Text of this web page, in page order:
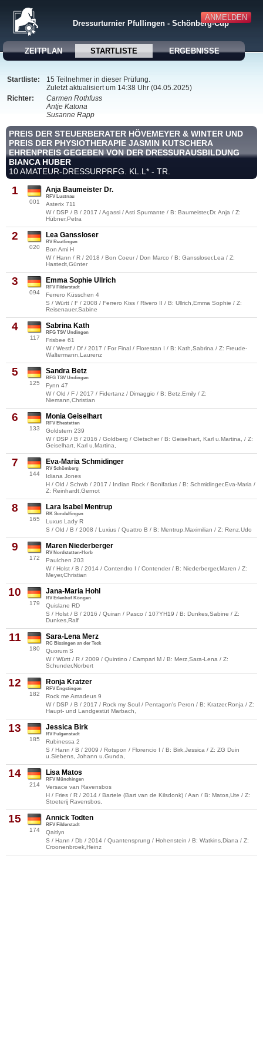
ANMELDEN
Dressurturnier Pfullingen - Schönberg-Cup
ZEITPLAN STARTLISTE ERGEBNISSE
Startliste:
15 Teilnehmer in dieser Prüfung.
Zuletzt aktualisiert um 14:38 Uhr (04.05.2025)
Richter:
Carmen Rothfuss
Antje Katona
Susanne Rapp
PREIS DER STEUERBERATER HÖVEMEYER & WINTER UND
PREIS DER PHYSIOTHERAPIE JASMIN KUTSCHERA
EHRENPREIS GEGEBEN VON DER DRESSURAUSBILDUNG
BIANCA HUBER
10 AMATEUR-DRESSURPRFG. KL.L* - TR.
1
001
Anja Baumeister Dr.
RFV Lustnau
Asterix 711
W / DSP / B / 2017 / Agassi / Asti Spumante / B: Baumeister,Dr. Anja / Z:
Hübner,Petra
2
020
Lea Ganssloser
RV Reutlingen
Bon Ami H
W / Hann / R / 2018 / Bon Coeur / Don Marco / B: Ganssloser,Lea / Z:
Hastedt,Günter
3
094
Emma Sophie Ullrich
RFV Filderstadt
Ferrero Küsschen 4
S / Württ / F / 2008 / Ferrero Kiss / Rivero II / B: Ullrich,Emma Sophie / Z:
Reisenauer,Sabine
4
117
Sabrina Kath
RFG TSV Undingen
Frisbee 61
W / Westf / Df / 2017 / For Final / Florestan I / B: Kath,Sabrina / Z: Freude-
Waltermann,Laurenz
5
125
Sandra Betz
RFG TSV Undingen
Fynn 47
W / Old / F / 2017 / Fidertanz / Dimaggio / B: Betz,Emily / Z:
Niemann,Christian
6
133
Monia Geiselhart
RFV Ehestetten
Goldstern 239
W / DSP / B / 2016 / Goldberg / Gletscher / B: Geiselhart, Karl u.Martina, / Z:
Geiselhart, Karl u.Martina,
7
144
Eva-Maria Schmidinger
RV Schömberg
Idiana Jones
H / Old / Schwb / 2017 / Indian Rock / Bonifatius / B: Schmidinger,Eva-Maria /
Z: Reinhardt,Gernot
8
165
Lara Isabel Mentrup
RK Sondelfingen
Luxus Lady R
S / Old / B / 2008 / Luxius / Quattro B / B: Mentrup,Maximilian / Z: Renz,Udo
9
172
Maren Niederberger
RV Nordstetten-Horb
Paulchen 203
W / Holst / B / 2014 / Contendro I / Contender / B: Niederberger,Maren / Z:
Meyer,Christian
10
179
Jana-Maria Hohl
RV Erlenhof Köngen
Quislane RD
S / Holst / B / 2016 / Quiran / Pasco / 107YH19 / B: Dunkes,Sabine / Z:
Dunkes,Ralf
11
180
Sara-Lena Merz
RC Bissingen an der Teck
Quorum S
W / Württ / R / 2009 / Quintino / Campari M / B: Merz,Sara-Lena / Z:
Schunder,Norbert
12
182
Ronja Kratzer
RFV Engstingen
Rock me Amadeus 9
W / DSP / B / 2017 / Rock my Soul / Pentagon's Peron / B: Kratzer,Ronja / Z:
Haupt- und Landgestüt Marbach,
13
185
Jessica Birk
RV Fulgenstadt
Rubinessa 2
S / Hann / B / 2009 / Rotspon / Florencio I / B: Birk,Jessica / Z: ZG Duin
u.Siebens, Johann u.Gunda,
14
214
Lisa Matos
RFV Münchingen
Versace van Ravensbos
H / Fries / R / 2014 / Bartele (Bart van de Kilsdonk) / Aan / B: Matos,Ute / Z:
Stoeterij Ravensbos,
15
174
Annick Todten
RFV Filderstadt
Qaitlyn
S / Hann / Db / 2014 / Quantensprung / Hohenstein / B: Watkins,Diana / Z:
Croonenbroek,Heinz